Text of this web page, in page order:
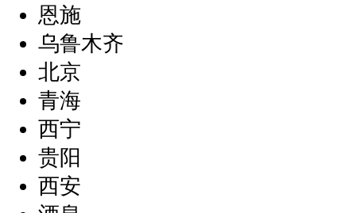
恩施
乌鲁木齐
北京
青海
西宁
贵阳
西安